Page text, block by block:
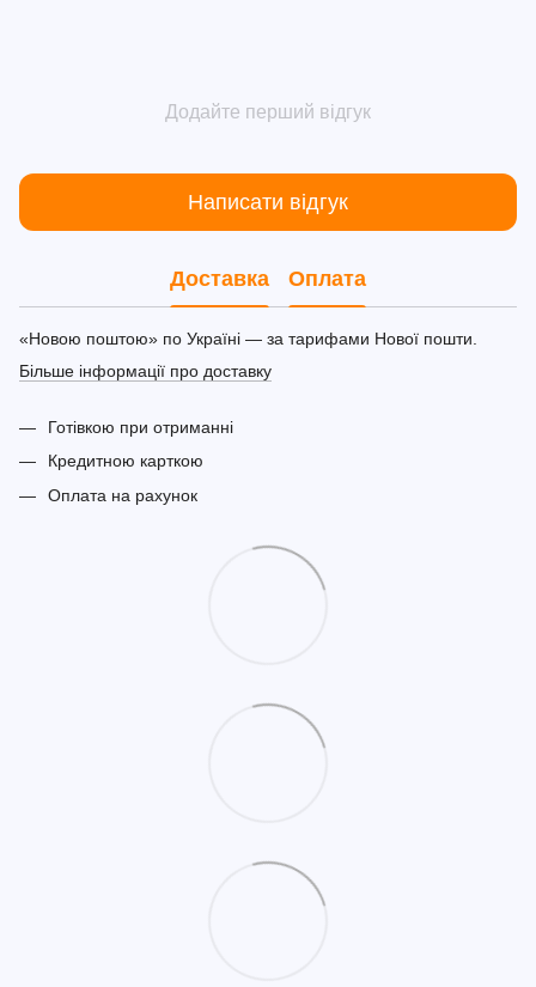
Додайте перший відгук
Написати відгук
Доставка Оплата
«Новою поштою» по Україні — за тарифами Нової пошти.
Більше інформації про доставку
Готівкою при отриманні
Кредитною карткою
Оплата на рахунок